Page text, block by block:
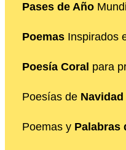
Pases de Año
Poemas Inspirados
Poesía Coral para
Poesías de Navidad
Poemas y Palabras